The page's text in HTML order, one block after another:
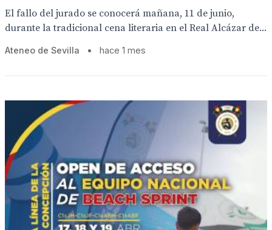
El fallo del jurado se conocerá mañana, 11 de junio,
durante la tradicional cena literaria en el Real Alcázar de...
Ateneo de Sevilla • hace 1 mes